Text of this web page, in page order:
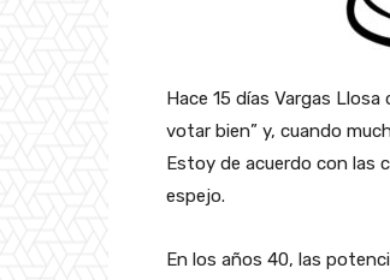
Hace 15 días Vargas
votar bien” y, cuando
Estoy de acuerdo con las
espejo.
En los años 40, las